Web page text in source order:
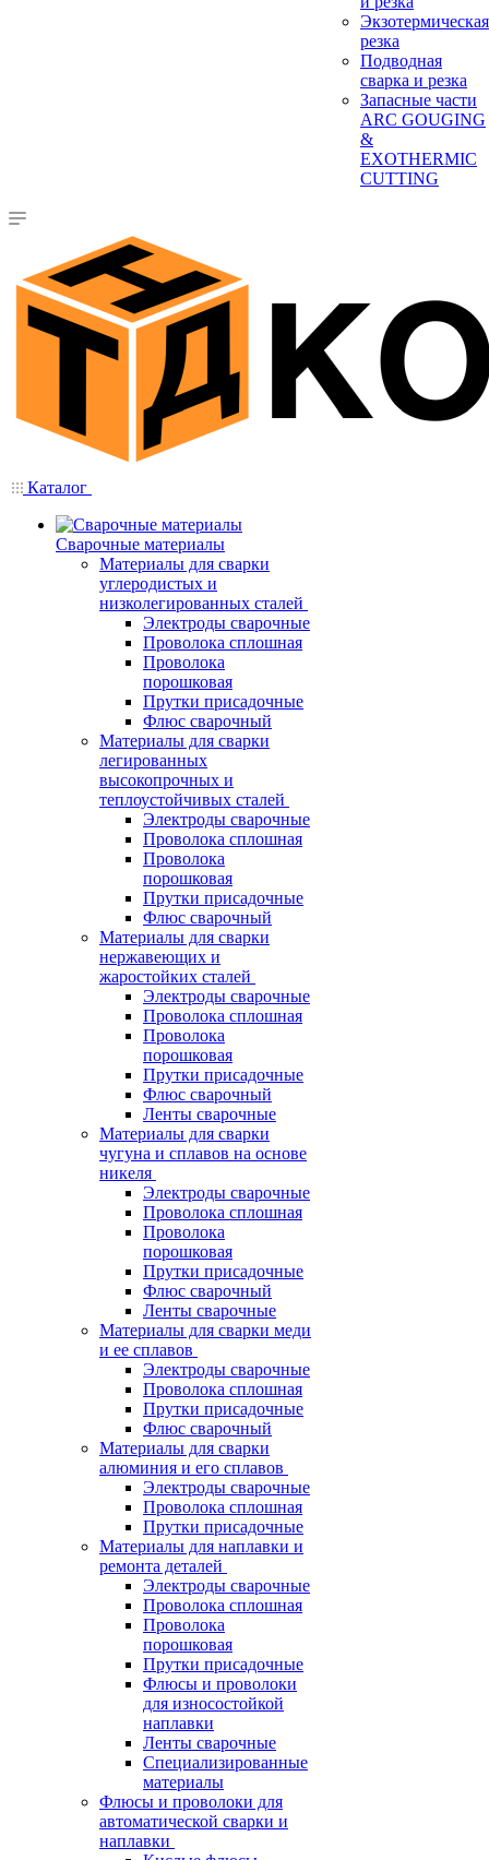
Экзотермическая
резка
Подводная
сварка и резка
Запасные части
ARC GOUGING
&
EXOTHERMIC
CUTTING
Каталог
Сварочные материалы
Материалы для сварки
углеродистых и
низколегированных сталей
Электроды сварочные
Проволока сплошная
Проволока
порошковая
Прутки присадочные
Флюс сварочный
Материалы для сварки
легированных
высокопрочных и
теплоустойчивых сталей
Электроды сварочные
Проволока сплошная
Проволока
порошковая
Прутки присадочные
Флюс сварочный
Материалы для сварки
нержавеющих и
жаростойких сталей
Электроды сварочные
Проволока сплошная
Проволока
порошковая
Прутки присадочные
Флюс сварочный
Ленты сварочные
Материалы для сварки
чугуна и сплавов на основе
никеля
Электроды сварочные
Проволока сплошная
Проволока
порошковая
Прутки присадочные
Флюс сварочный
Ленты сварочные
Материалы для сварки меди
и ее сплавов
Электроды сварочные
Проволока сплошная
Прутки присадочные
Флюс сварочный
Материалы для сварки
алюминия и его сплавов
Электроды сварочные
Проволока сплошная
Прутки присадочные
Материалы для наплавки и
ремонта деталей
Электроды сварочные
Проволока сплошная
Проволока
порошковая
Прутки присадочные
Флюсы и проволоки
для износостойкой
наплавки
Ленты сварочные
Специализированные
материалы
Флюсы и проволоки для
автоматической сварки и
наплавки